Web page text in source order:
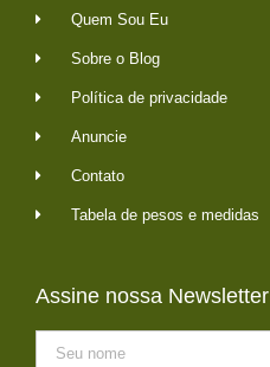
Quem Sou Eu
Sobre o Blog
Política de privacidade
Anuncie
Contato
Tabela de pesos e medidas
Assine nossa Newsletter